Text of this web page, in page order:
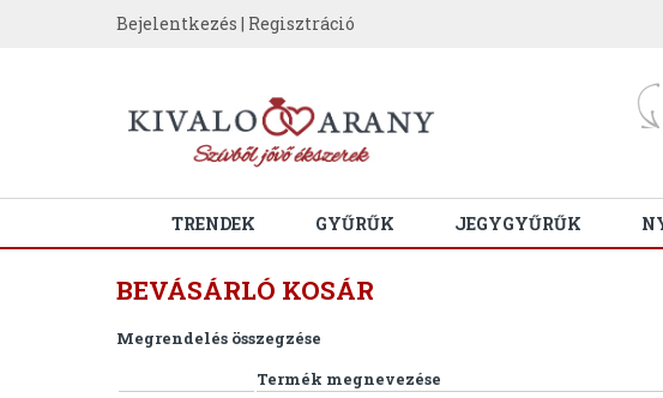
Bejelentkezés | Regisztráció
TRENDEK GYŰRŰK JEGYGYŰRŰK
BEVÁSÁRLÓ KOSÁR
Megrendelés összegzése
Termék megnevezése